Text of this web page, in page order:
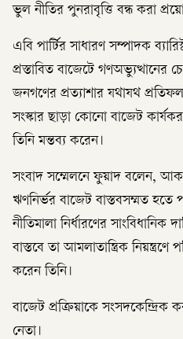
ভুল নীতির পুনরাবৃত্তি বন্ধ করা
এবি পার্টির সাধারণ সম্পাদক
প্রস্তাবিত বাজেটে
জনগণের প্রত্যাশার যথাযথ
সংস্কার ছাড়া কোনো বাজেট
তিনি মন্তব্য করেন।
সংবাদ সম্মেলনে ফুয়াদ বলেন,
ঋণনির্ভর বাজেট বাস্তবসম্মত হতে
নীতিমালা নির্ধারণের
বাস্তবে তা আমলাতান্ত্রিক
করেন তিনি।
বাজেট প্রক্রিয়াকে সংসদকেন্দ্রিক
নেতা।